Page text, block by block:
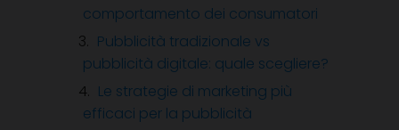
comportamento dei consumatori
Pubblicità tradizionale vs
pubblicità digitale: quale scegliere?
Le strategie di marketing più
efficaci per la pubblicità